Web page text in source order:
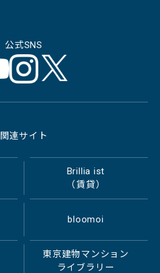
公式SNS
関連サイト
Brillia ist
（賃貸）
bloomoi
東京建物マンション
ライブラリー